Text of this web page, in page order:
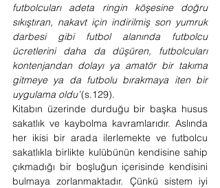
futbolcuları adeta ringin köşesine doğru
sıkıştıran, nakavt için indirilmiş son yumruk
darbesi gibi futbol alanında futbolcu
ücretlerini daha da düşüren, futbolcuları
kontenjandan dolayı ya amatör bir takıma
gitmeye ya da futbolu bırakmaya iten bir
uygulama oldu”(s.129).
Kitabın üzerinde durduğu bir başka husus
sakatlık ve kaybolma kavramlarıdır. Aslında
her ikisi bir arada ilerlemekte ve futbolcu
sakatlıkla birlikte kulübünün kendisine sahip
çıkmadığı bir boşluğun içerisinde kendisini
bulmaya zorlanmaktadır. Çünkü sistem iyi